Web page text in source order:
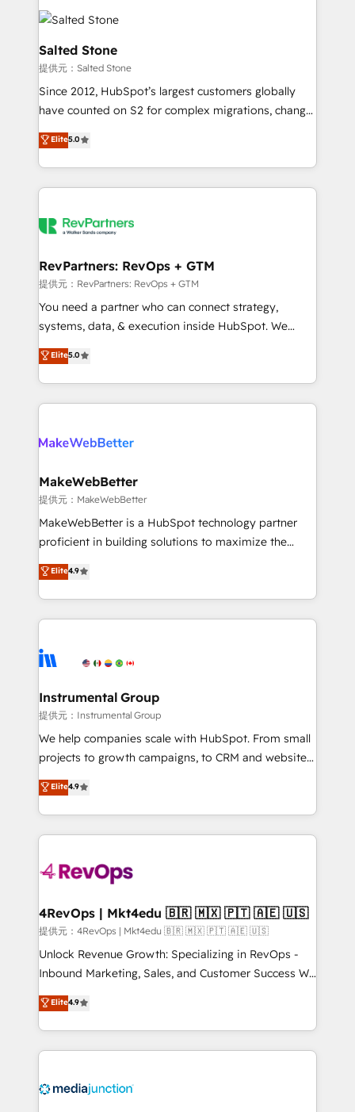
accelerate ROI across every HubSpot Hub. 🧭 From
multi-region migrations to AI-powered automation,
we turn complexity into clarity, human at global
scale. 🏆 HubSpot’s CEO called us “the partner of the
future.” Others agree it is proof of trust built through
measurable impact.
Salted Stone
提供元：Salted Stone
Since 2012, HubSpot’s largest customers globally
have counted on S2 for complex migrations, change
management, systems integration, and creative
solutions that deliver measurable impact and
transform brand experiences As one of the few full-
service creative agencies in the HubSpot
winning design to build scalable, globally
marketing campaigns, & RevOps frameworks that
fuel long-term success We connect the entire
customer lifecycle through seamless integrations,
ensure long-term adoption with change-
and service to drive sustainable growth With 6 key
HubSpot accreditations and experience across
Elite5.0
RevPartners: RevOps + GTM
提供元：RevPartners: RevOps + GTM
You need a partner who can connect strategy,
systems, data, & execution inside HubSpot. We
bridge the gap where most agencies fall short by
combining GTM strategy with technical execution to
solve the right problem with the right solution. As the
only firm in the world to hold Elite Partner
clients gain a unique advantage in CRM architecture,
market execution. Why B2B Businesses Choose RP: -
Secure: Soc2 compliant 🛡️ - Pricing: Implementations
starting at $1,5k 💵 - Speed: Launch in 14 days ⚡ -
Global: 75+ RPers across five continents 🌐 - Scale:
HubSpot Partner 🪴 - Sales Hub: More
implementations than any other Partner 💻 -
agency for an Ops problem. Don't hire a technical
agency for a growth problem. Hire a partner built to
Elite5.0
MakeWebBetter
提供元：MakeWebBetter
MakeWebBetter is a HubSpot technology partner
proficient in building solutions to maximize the
operational efficiency of HubSpot. The fastest-
growing tech-enabler & facilitator, MakeWebBetter,
hands you the blend of HubSpot expertise &
eminent solutions & integrations. Trust us to
Elite Partners with 10+ years of HubSpot experience
Premier Partner 2023 🌟5 HubSpot Accreditations 🌟
Won HubSpot Theme Challenge 2021 🌟INBOUND’19
HubSpot Rising Star Why us? Harnessing the full
potential of the powerful HubSpot CRM. ✔️A team of
HubSpot experience ✔️Flexible pricing models —
Hourly-fee (assigned one Dedicated HubSpot
requirement). ✔️Helped over 25,000+ customers so
far with our HubSpot solutions. ✔️Bespoke apps &
on-demand bundle services. Connect with us today!
Elite4.9
Instrumental Group
提供元：Instrumental Group
We help companies scale with HubSpot. From small
projects to growth campaigns, to CRM and websites.
Hire an agency that's experienced in every inch of
HubSpot and willing to work hand-in-hand with your
team to simplify the complex and build a better
experience for your team and customers.
Elite4.9
4RevOps | Mkt4edu 🇧🇷 🇲🇽 🇵🇹 🇦🇪 🇺🇸
提供元：4RevOps | Mkt4edu 🇧🇷 🇲🇽 🇵🇹 🇦🇪 🇺🇸
Unlock Revenue Growth: Specializing in RevOps -
Inbound Marketing, Sales, and Customer Success We
specialize in driving revenue growth for companies
across industries through tailored marketing, sales,
and customer success strategies, utilizing RevOps
methodologies. As Latin America's largest HubSpot
offer unparalleled insights. Operating in five
Elite4.9